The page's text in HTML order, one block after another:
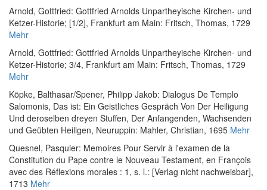
Arnold, Gottfried: Gottfried Arnolds Unpartheyische Kirchen- und
Ketzer-Historie; [1/2], Frankfurt am Main: Fritsch, Thomas, 1729
Mehr
Arnold, Gottfried: Gottfried Arnolds Unpartheyische Kirchen- und
Ketzer-Historie; 3/4, Frankfurt am Main: Fritsch, Thomas, 1729
Mehr
Köpke, Balthasar/Spener, Philipp Jakob: Dialogus De Templo
Salomonis, Das ist: Ein Geistliches Gespräch Von Der Heiligung
Und deroselben dreyen Stuffen, Der Anfangenden, Wachsenden
und Geübten Heiligen, Neuruppin: Mahler, Christian, 1695 Mehr
Quesnel, Pasquier: Memoires Pour Servir à l'examen de la
Constitution du Pape contre le Nouveau Testament, en François
avec des Réflexions morales : 1 , s. l.: [Verlag nicht nachweisbar],
1713 Mehr